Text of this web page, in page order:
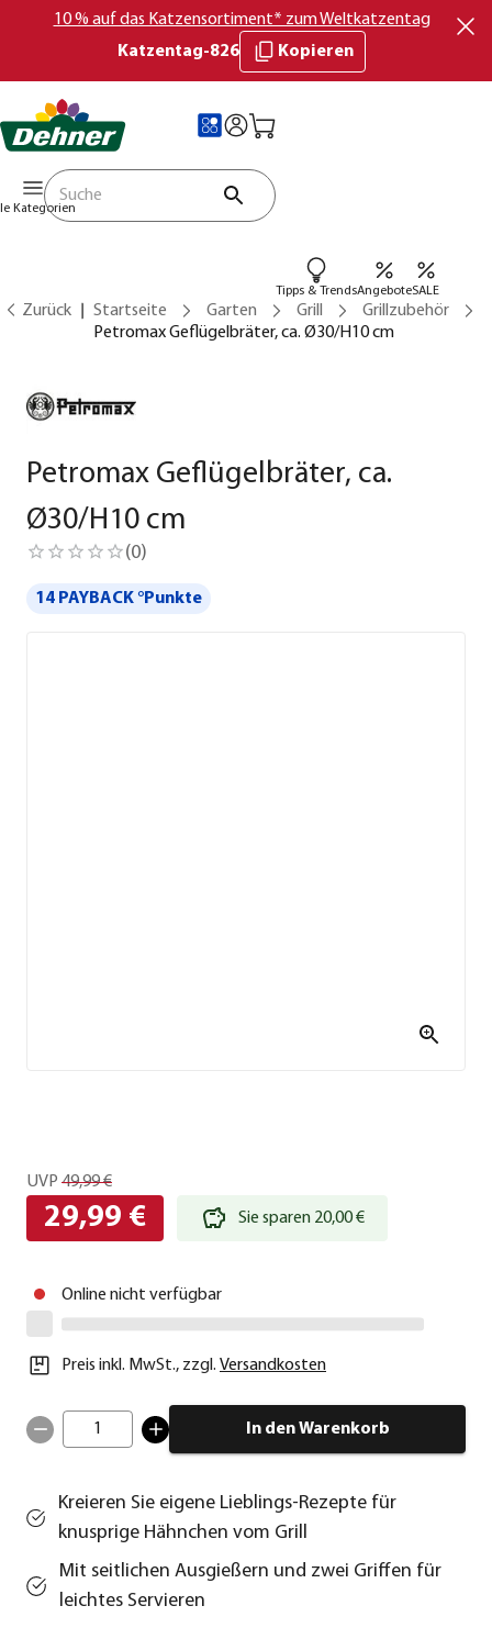
10 % auf das Katzensortiment* zum Weltkatzentag
Katzentag-826
Kopieren
Kategorien
Tipps & TrendsAngeboteSALE
Zurück Startseite Garten Grill
Grillzubehör
Petromax Geflügelbräter, ca. Ø30/H10 cm
Petromax Geflügelbräter, ca.
Ø30/H10 cm
(0)
14 PAYBACK °Punkte
UVP 49,99 €
29,99 € Sie sparen 20,00 €
Online nicht verfügbar
Preis inkl. MwSt., zzgl. Versandkosten
1 In den Warenkorb
Kreieren Sie eigene Lieblings-Rezepte für
knusprige Hähnchen vom Grill
Mit seitlichen Ausgießern und zwei Griffen für
leichtes Servieren